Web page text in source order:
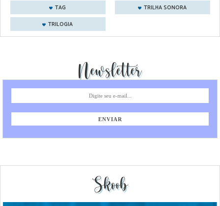
TAG
TRILHA SONORA
TRILOGIA
Newsletter
Skoob